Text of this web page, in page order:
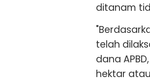
ditanam
telah
dana
hektar